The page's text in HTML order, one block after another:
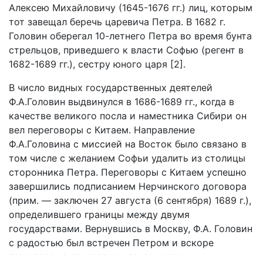
Алексею Михайловичу (1645-1676 гг.) лиц, которым
тот завещал беречь царевича Петра. В 1682 г.
Головин оберегал 10-летнего Петра во время бунта
стрельцов, приведшего к власти Софью (регент в
1682-1689 гг.), сестру юного царя [2].
В число видных государственных деятелей
Ф.А.Головин выдвинулся в 1686-1689 гг., когда в
качестве великого посла и наместника Сибири он
вел переговоры с Китаем. Направление
Ф.А.Головина с миссией на Восток было связано в
том числе с желанием Софьи удалить из столицы
сторонника Петра. Переговоры с Китаем успешно
завершились подписанием Нерчинского договора
(прим. — заключен 27 августа (6 сентября) 1689 г.),
определившего границы между двумя
государствами. Вернувшись в Москву, Ф.А. Головин
с радостью был встречен Петром и вскоре